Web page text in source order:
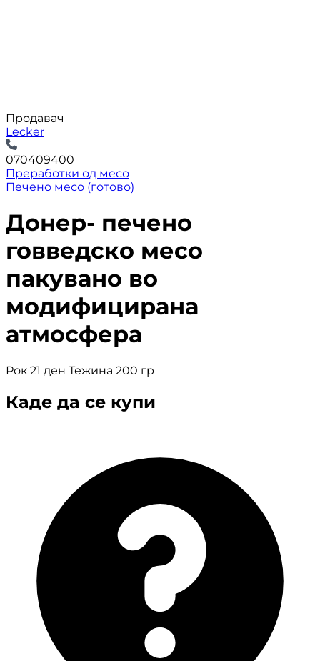
Продавач
Lecker
070409400
Преработки од месо
Печено месо (готово)
Донер- печено
говведско месо
пакувано во
модифицирана
атмосфера
Рок 21 ден Тежина 200 гр
Каде да се купи